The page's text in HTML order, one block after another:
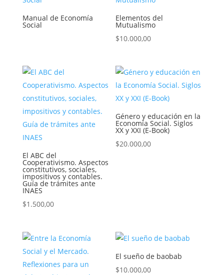
Manual de Economía
Social
Elementos del
Mutualismo
$10.000,00
El ABC del
Cooperativismo. Aspectos
constitutivos, sociales,
impositivos y contables.
Guía de trámites ante
INAES
$1.500,00
Género y educación en la
Economía Social. Siglos
XX y XXI (E-Book)
$20.000,00
El sueño de baobab
$10.000,00